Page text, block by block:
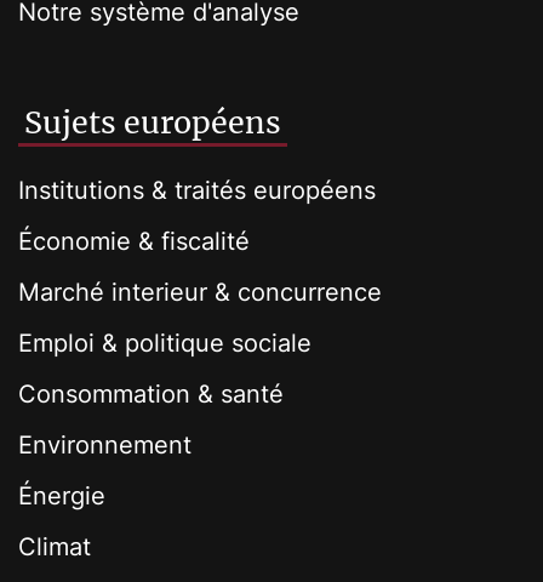
Notre système d'analyse
Sujets européens
Institutions & traités européens
Économie & fiscalité
Marché interieur & concurrence
Emploi & politique sociale
Consommation & santé
Environnement
Énergie
Climat